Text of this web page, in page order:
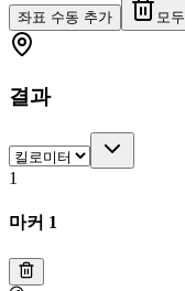
좌표 수동 추가 모
결과
1
마커 1